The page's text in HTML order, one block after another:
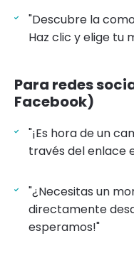
"Descubre la
Haz clic y elige tu
Para redes
Facebook)
"¡Es hora de un
través del enlace
"¿Necesitas un
directamente
esperamos!"